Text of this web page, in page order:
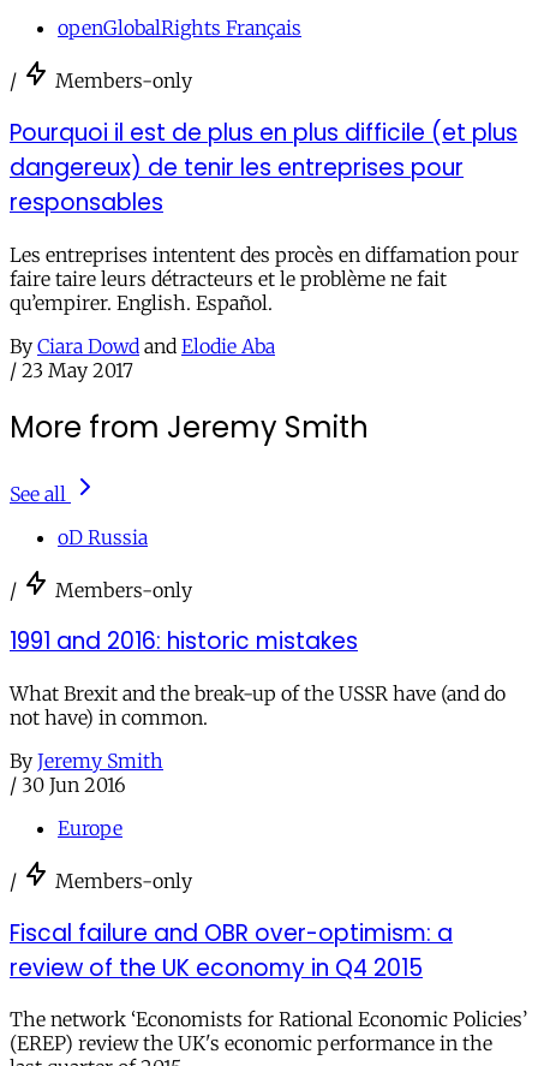
openGlobalRights Français
/ Members-only
Pourquoi il est de plus en plus difficile (et plus
dangereux) de tenir les entreprises pour
responsables
Les entreprises intentent des procès en diffamation pour
faire taire leurs détracteurs et le problème ne fait
qu’empirer. English. Español.
By Ciara Dowd and Elodie Aba
/ 23 May 2017
More from Jeremy Smith
See all
oD Russia
/ Members-only
1991 and 2016: historic mistakes
What Brexit and the break-up of the USSR have (and do
not have) in common.
By Jeremy Smith
/ 30 Jun 2016
Europe
/ Members-only
Fiscal failure and OBR over-optimism: a
review of the UK economy in Q4 2015
The network ‘Economists for Rational Economic Policies’
(EREP) review the UK's economic performance in the